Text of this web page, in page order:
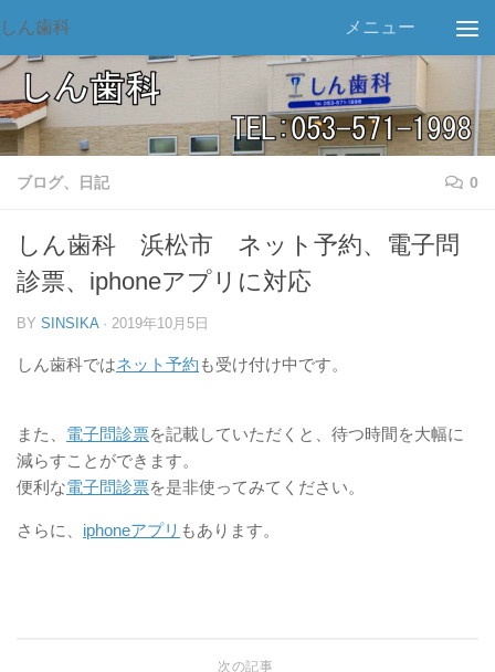
しん歯科 メニュー
ブログ、日記 0
しん歯科 浜松市 ネット予約、電子問
診票、iphoneアプリに対応
BY SINSIKA · 2019年10月5日
しん歯科ではネット予約 も受け付け中です。
また、 電子問診票を記載していただくと、待つ時間を大幅に
減らすことができます。
便利な電子問診票を是非使ってみてください。
さらに、 iphoneアプリ もあります。
次の記事